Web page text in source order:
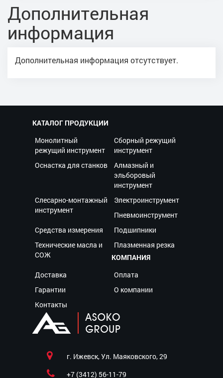
Дополнительная
информация
Дополнительная информация отсутствует.
КАТАЛОГ ПРОДУКЦИИ
Монолитный
режущий инструмент
Сборный режущий
инструмент
Оснастка для станков
Алмазный и
эльборовый
инструмент
Слесарно-монтажный
инструмент
Электроинструмент
Пневмоинструмент
Средства измерения
Подшипники
Технические масла и
СОЖ
Плазменная резка
КОМПАНИЯ
Доставка
Оплата
Гарантии
О компании
Контакты
г. Ижевск, Ул. Маяковского, 29
+7 (3412) 56-11-79